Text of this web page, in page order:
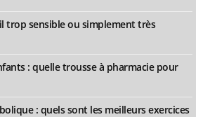
trop sensible ou simplement très
: quelle trousse à pharmacie pour
: quels sont les meilleurs exercices